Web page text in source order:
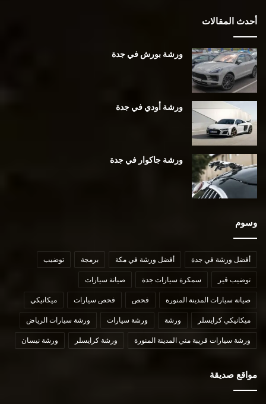
أحدث المقالات
ورشة بورش في جدة
ورشة أودي في جدة
ورشة جاكوار في جدة
وسوم
أفضل ورشة في جدة أفضل ورشة في مكة برمجة توضيب
توضيب قير سمكرة سيارات جدة صيانة سيارات
صيانة سيارات المدينة المنورة فحص فحص سيارات ميكانيكي
ميكانيكي كرايسلر ورشة ورشة سيارات ورشة سيارات الرياض
ورشة سيارات قريبة مني المدينة المنورة ورشة كرايسلر ورشة نيسان
مواقع صديقة